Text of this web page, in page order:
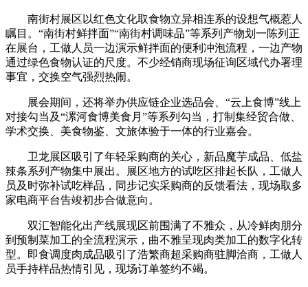
南街村展区以红色文化取食物立异相连系的设想气概惹人
瞩目。“南街村鲜拌面”“南街村调味品”等系列产物划一陈列正
在展台，工做人员一边演示鲜拌面的便利冲泡流程，一边产物
通过绿色食物认证的尺度。不少经销商现场征询区域代办署理
事宜，交换空气强烈热闹。
展会期间，还将举办供应链企业选品会、“云上食博”线上
对接勾当及“漯河食博美食月”等系列勾当，打制集经贸合做、
学术交换、美食物鉴、文旅体验于一体的行业嘉会。
卫龙展区吸引了年轻采购商的关心，新品魔芋成品、低盐
辣条系列产物集中展出。展区地方的试吃区排起长队，工做人
员及时弥补试吃样品，同步记实采购商的反馈看法，现场取多
家电商平台告竣初步合做意向。
双汇智能化出产线展现区前围满了不雅众，从冷鲜肉朋分
到预制菜加工的全流程演示，曲不雅呈现肉类加工的数字化转
型。即食调度肉成品吸引了浩繁商超采购商驻脚洽商，工做人
员手持样品热情引见，现场订单签约不竭。